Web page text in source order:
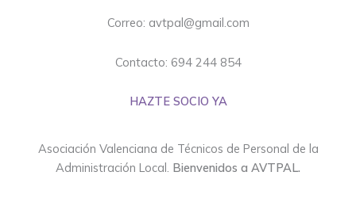
Correo: avtpal@gmail.com
Contacto: 694 244 854
HAZTE SOCIO YA
Asociación Valenciana de Técnicos de Personal de la
Administración Local. Bienvenidos a AVTPAL.